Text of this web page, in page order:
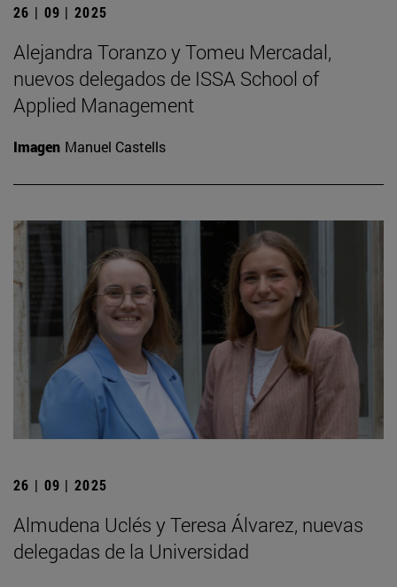
26 | 09 | 2025
Alejandra Toranzo y Tomeu Mercadal,
nuevos delegados de ISSA School of
Applied Management
Imagen Manuel Castells
26 | 09 | 2025
Almudena Uclés y Teresa Álvarez, nuevas
delegadas de la Universidad